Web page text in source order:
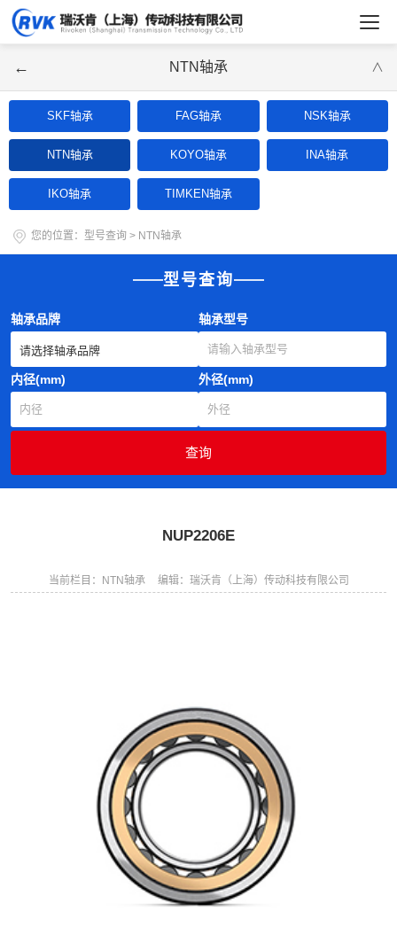
← NTN轴承 ∨
SKF轴承 FAG轴承 NSK轴承
NTN轴承 KOYO轴承 INA轴承
IKO轴承 TIMKEN轴承
您的位置： 型号查询 > NTN轴承
型号查询
轴承品牌 轴承型号
内径(mm) 外径(mm)
NUP2206E
当前栏目：NTN轴承 编辑：瑞沃肯（上海）传动科技有限公司